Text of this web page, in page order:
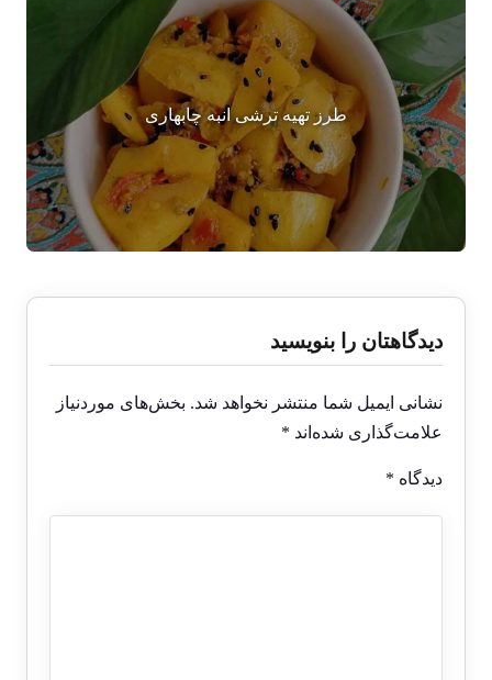
طرز تهیه ترشی انبه چابهاری
دیدگاهتان را بنویسید
نشانی ایمیل شما منتشر نخواهد شد. بخش‌های موردنیاز
علامت‌گذاری شده‌اند *
دیدگاه *